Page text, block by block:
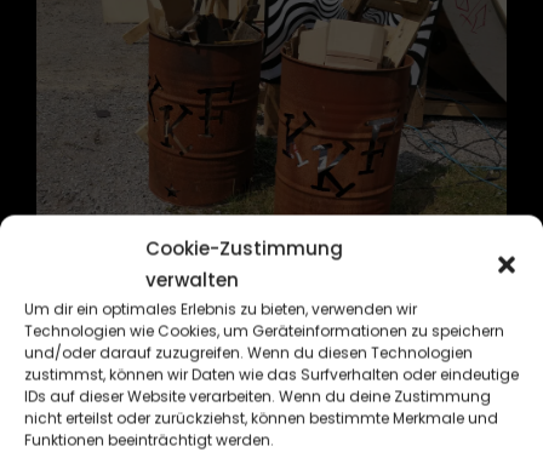
Cookie-Zustimmung
verwalten
Um dir ein optimales Erlebnis zu bieten, verwenden wir
Technologien wie Cookies, um Geräteinformationen zu speichern
und/oder darauf zuzugreifen. Wenn du diesen Technologien
zustimmst, können wir Daten wie das Surfverhalten oder eindeutige
IDs auf dieser Website verarbeiten. Wenn du deine Zustimmung
nicht erteilst oder zurückziehst, können bestimmte Merkmale und
Funktionen beeinträchtigt werden.
CAT
LINKS
CARS & BIKES KUSTOM KULTURE
SKATEBOARD TATTOO
KKF 2018
28. Mai 2018 Scoop